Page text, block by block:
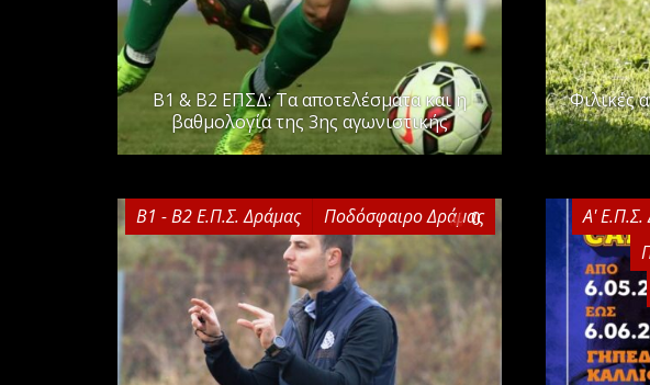
Β1 & Β2 ΕΠΣΔ: Τα αποτελέσματα και η
βαθμολογία της 3ης αγωνιστικής
Φιλικές
Β1 - Β2 Ε.Π.Σ. Δράμας Ποδόσφαιρο Δράμας
0 Α' Ε.Π.Σ.